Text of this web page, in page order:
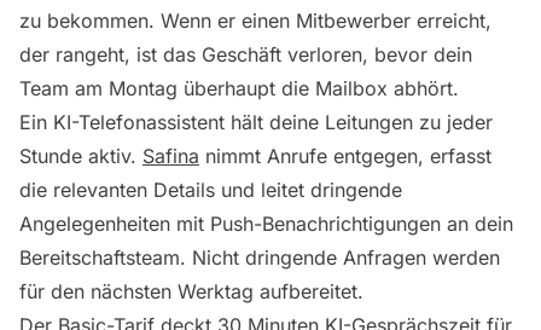
zu bekommen. Wenn er einen Mitbewerber erreicht,
der rangeht, ist das Geschäft verloren, bevor dein
Team am Montag überhaupt die Mailbox abhört.
Ein KI-Telefonassistent hält deine Leitungen zu jeder
Stunde aktiv. Safina nimmt Anrufe entgegen, erfasst
die relevanten Details und leitet dringende
Angelegenheiten mit Push-Benachrichtigungen an dein
Bereitschaftsteam. Nicht dringende Anfragen werden
für den nächsten Werktag aufbereitet.
Der Basic-Tarif deckt 30 Minuten KI-Gesprächszeit für